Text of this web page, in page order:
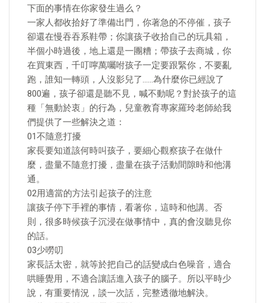
下面的事情在你家發生過么？
一家人都收拾好了準備出門，你著急的不停催，孩子
卻還在慢吞吞系鞋帶；你讓孩子收拾自己的玩具箱，
半個小時過後，地上還是一團糟；帶孩子去商城，你
在買東西，千叮嚀萬囑咐孩子一定要跟緊你，不要亂
跑，誰知一轉頭，人沒影兒了……為什麼你已經說了
800遍，孩子卻還是聽不見，喊不動呢？對於孩子的這
種「無動於衷」的行為，兒童教育專家羅玲老師給我
們提供了一些解決之道：
01不隨意打擾
家長要知道該何時叫孩子，要細心觀察孩子在做什
麼，盡量不隨意打擾，盡量在孩子活動間隙時和他溝
通。
02用適當的方法引起孩子的注意
讓孩子停下手裡的事情，看著你，這時和他講。否
則，很多時候孩子沉浸在做事情中，真的會沒聽見你
的話。
03少嘮叨
家長話太密，就等於把自己的話變成白色噪音，適合
哄睡覺用，不適合讓話進入孩子的腦子。所以平時少
說，有重要情況，談一次話，完整透徹地解決。